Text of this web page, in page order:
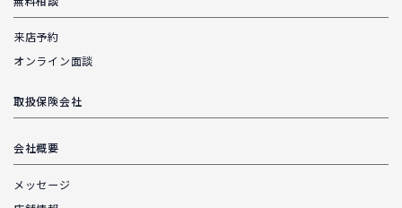
来店予約
オンライン面談
取扱保険会社
会社概要
メッセージ